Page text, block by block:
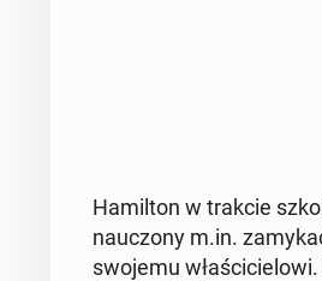
Ha­mil­ton w trakcie
na­uczo­ny m.in.
swojemu